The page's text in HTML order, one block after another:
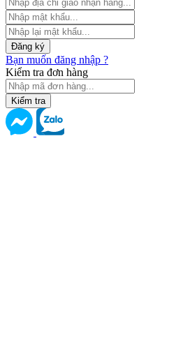
Đăng ký
Bạn muốn đăng nhập ?
Kiểm tra đơn hàng
Kiểm tra